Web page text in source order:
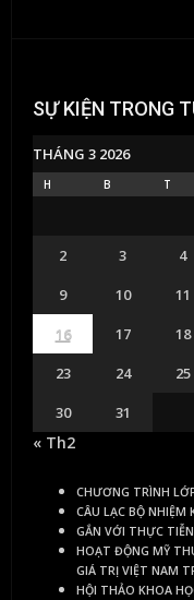
SỰ KIỆN TRONG
THÁNG 3 2026
H B T
2
3 4
9
10 11
16
17 18
23
24 25
30
31
« Th2
CHƯƠNG TRÌNH
CÂU LẠC BỘ NHIỆM
GẮN VỚI THỰC
HOẠT ĐỘNG MỸ
GIÁ TRỊ VIỆT NAM
HỘI THẢO KHOA